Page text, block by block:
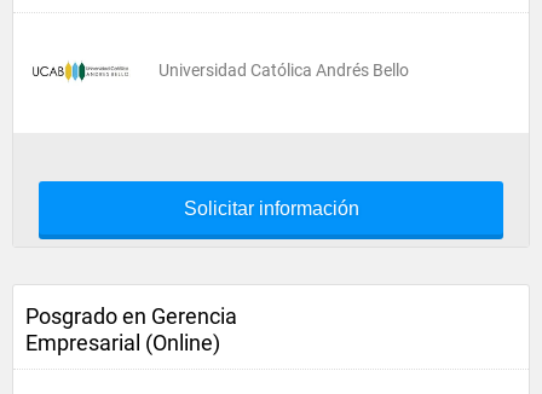
Universidad Católica Andrés Bello
Solicitar información
Posgrado en Gerencia
Empresarial (Online)